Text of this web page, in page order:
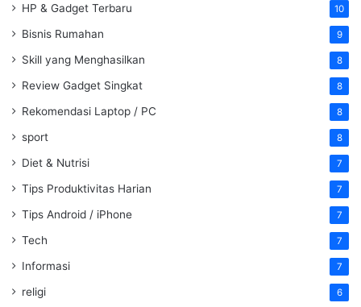
HP & Gadget Terbaru 10
Bisnis Rumahan 9
Skill yang Menghasilkan 8
Review Gadget Singkat 8
Rekomendasi Laptop / PC 8
sport 8
Diet & Nutrisi 7
Tips Produktivitas Harian 7
Tips Android / iPhone 7
Tech 7
Informasi 7
religi 6